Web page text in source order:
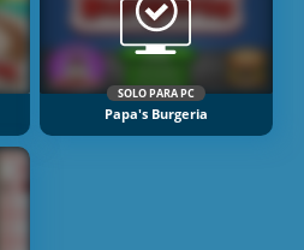
SOLO PARA PC
Papa's Burgeria